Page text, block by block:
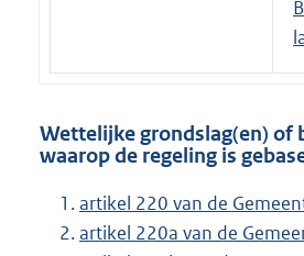
Wettelijke grondslag(en) of
waarop de regeling is
artikel 220 van de
artikel 220a van de